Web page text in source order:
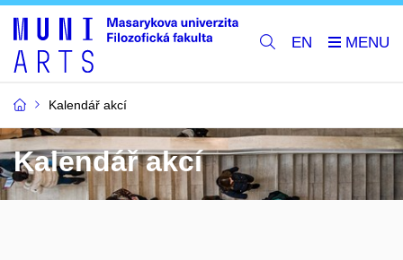
EN
Kalendář akcí
Kalendář akcí